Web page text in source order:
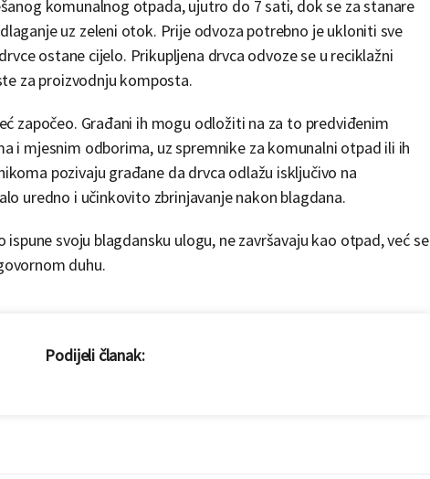
komunalnog otpada, ujutro do 7 sati, dok se za stanare
uz zeleni otok. Prije odvoza potrebno je ukloniti sve
ostane cijelo. Prikupljena drvca odvoze se u reciklažni
za proizvodnju komposta.
započeo. Građani ih mogu odložiti na za to predviđenim
i mjesnim odborima, uz spremnike za komunalni otpad ili ih
pozivaju građane da drvca odlažu isključivo na
uredno i učinkovito zbrinjavanje nakon blagdana.
svoju blagdansku ulogu, ne završavaju kao otpad, već se
duhu.
Podijeli članak: